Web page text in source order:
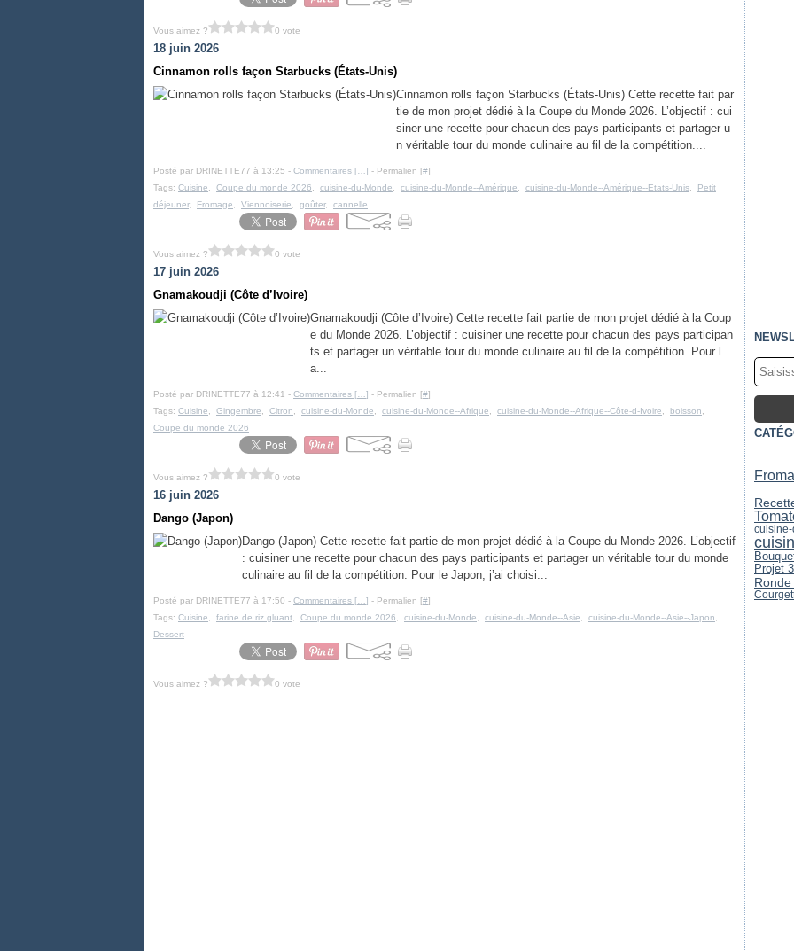
Vous aimez ? 0 vote
18 juin 2026
Cinnamon rolls façon Starbucks (États-Unis)
Cinnamon rolls façon Starbucks (États-Unis) Cette recette fait par
tie de mon projet dédié à la Coupe du Monde 2026. L’objectif : cui
siner une recette pour chacun des pays participants et partager u
n véritable tour du monde culinaire au fil de la compétition....
Posté par DRINETTE77 à 13:25 - Commentaires [ ] - Permalien [#]
Tags: Cuisine Coupe du monde 2026 cuisine-du-Monde cuisine-du-Monde--Amérique cuisine-du-Monde--Amérique--Etats-Unis
Petit
déjeuner, Fromage Viennoiserie goûter, cannelle
Vous aimez ? 0 vote
17 juin 2026
Gnamakoudji (Côte d’Ivoire)
Gnamakoudji (Côte d’Ivoire) Cette recette fait partie de mon projet dédié à la Coup
e du Monde 2026. L’objectif : cuisiner une recette pour chacun des pays participan
ts et partager un véritable tour du monde culinaire au fil de la compétition. Pour l
a...
Posté par DRINETTE77 à 12:41 - Commentaires [ ] - Permalien [#]
Tags: Cuisine Gingembre Citron cuisine-du-Monde cuisine-du-Monde--Afrique cuisine-du-Monde--Afrique--Côte-d-Ivoire boisson
Coupe du monde 2026
Vous aimez ? 0 vote
16 juin 2026
Dango (Japon)
Dango (Japon) Cette recette fait partie de mon projet dédié à la Coupe du Monde 2026. L’objectif
: cuisiner une recette pour chacun des pays participants et partager un véritable tour du monde
culinaire au fil de la compétition. Pour le Japon, j’ai choisi...
Posté par DRINETTE77 à 17:50 - Commentaires [ ] - Permalien [#]
Tags: Cuisine farine de riz gluant Coupe du monde 2026 cuisine-du-Monde cuisine-du-Monde--Asie cuisine-du-Monde--Asie--Japon
Dessert
Vous aimez ? 0 vote
Projet